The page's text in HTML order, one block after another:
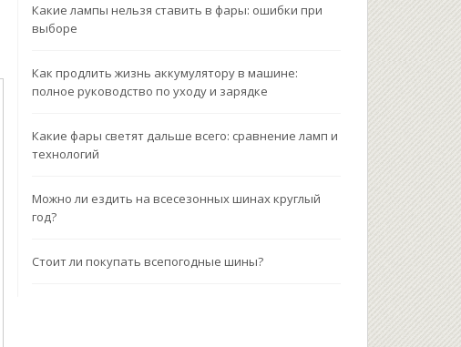
Какие лампы нельзя ставить в фары: ошибки при
выборе
Как продлить жизнь аккумулятору в машине:
полное руководство по уходу и зарядке
Какие фары светят дальше всего: сравнение ламп и
технологий
Можно ли ездить на всесезонных шинах круглый
год?
Стоит ли покупать всепогодные шины?